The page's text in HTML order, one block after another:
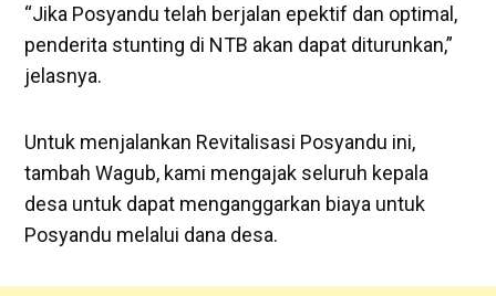
“Jika Posyandu telah berjalan epektif dan optimal,
penderita stunting di NTB akan dapat diturunkan,”
jelasnya.
Untuk menjalankan Revitalisasi Posyandu ini,
tambah Wagub, kami mengajak seluruh kepala
desa untuk dapat menganggarkan biaya untuk
Posyandu melalui dana desa.